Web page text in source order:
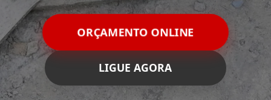
ORÇAMENTO ONLINE
LIGUE AGORA